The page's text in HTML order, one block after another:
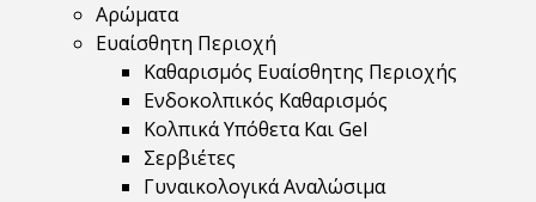
Αρώματα
Ευαίσθητη Περιοχή
Καθαρισμός Ευαίσθητης Περιοχής
Ενδοκολπικός Καθαρισμός
Κολπικά Υπόθετα Και Gel
Σερβιέτες
Γυναικολογικά Αναλώσιμα